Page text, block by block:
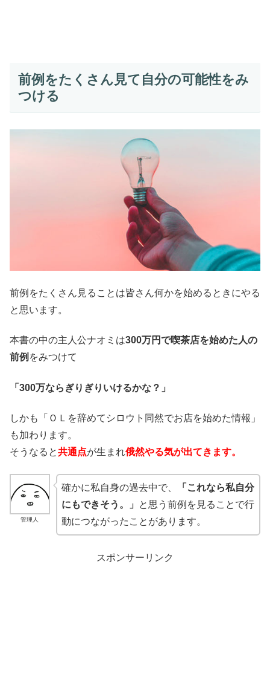
前例をたくさん見て自分の可能性をみ
つける
前例をたくさん見ることは皆さん何かを始めるときにやる
と思います。
本書の中の主人公ナオミは300万円で喫茶店を始めた人の
前例 をみつけて
「300万ならぎりぎりいけるかな？」
しかも「ＯＬを辞めてシロウト同然でお店を始めた情報」
も加わります。
そうなると共通点が生まれ俄然やる気が出てきます。
管理人
確かに私自身の過去中で、
「これなら私自分
にもできそう。」
と思う前例を見ることで行
動につながったことがあります。
スポンサーリンク